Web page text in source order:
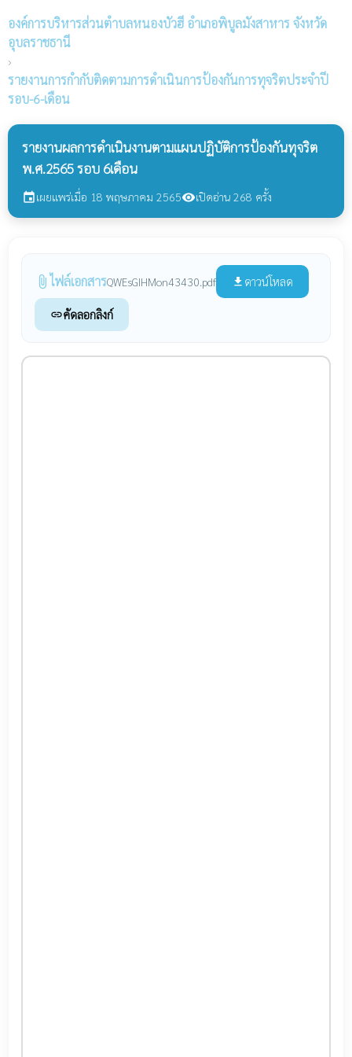
องค์การบริหารส่วนตำบลหนองบัวฮี อำเภอพิบูลมังสาหาร จังหวัด
อุบลราชธานี
›
รายงานการกำกับติดตามการดำเนินการป้องกันการทุจริตประจำปี
รอบ-6-เดือน
รายงานผลการดำเนินงานตามแผนปฏิบัติการป้องกันทุจริต
พ.ศ.2565 รอบ 6เดือน
eventเผยแพร่เมื่อ 18 พฤษภาคม 2565visibilityเปิดอ่าน 268 ครั้ง
attach_file ไฟล์เอกสารQWEsGIHMon43430.pdf file_download ดาวน์โหลด
linkคัดลอกลิงก์